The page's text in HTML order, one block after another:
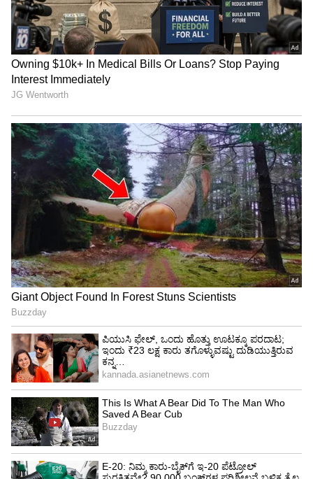
--
ರಾಜ್ಯ ಬಿಜೆಪಿ ನಾಯಕರ ಮೌನವೇಕೆ?
ಕೇಂದ್ರ ಸರ್ಕಾರದ ಬೇಜವಾಬ್ದಾರಿಯುತ ನಿರ್ಧಾರಗಳು
ಮಕ್ಕಳನ್ನು ಮತ್ತು ಪೋಷಕರನ್ನು ಹತಾಶೆಯ ಕೂಪಕ್ಕೆ
ತಳ್ಳುತ್ತಿವೆ. ರಾಜ್ಯದಲ್ಲಿ ಸಣ್ಣಪುಟ್ಟ ವಿಚಾರಗಳಿಗೂ ರಾಷ್ಟ್ರೀಯ
ಹಿತಾಸಕ್ತಿ ಬಗ್ಗೆ ಭಾಷಣ ಮಾಡುವ ಸ್ಥಳೀಯ ಬಿಜೆಪಿ
ನಾಯಕರು, ಕೇಂದ್ರದ ಈ ಬೃಹತ್ ವೈಫಲ್ಯದ ಬಗ್ಗೆ ಈಗೇಕೆ
ದನಿ ಎತ್ತುತ್ತಿಲ್ಲ? ಪ್ರಶ್ನೆಪತ್ರಿಕೆ ಸೋರಿಕೆಯಂಥ ಹಗರಣಗಳು
ಪದೇ ಪದೆ ಸರಣಿಯಂತೆ ನಡೆಯುತ್ತಿದ್ದರೂ, ಕೇಂದ್ರದ ಮೇಲೆ
ಒತ್ತಡ ತರುವಲ್ಲಿ ಸ್ಥಳೀಯ ಬಿಜೆಪಿ ನಾಯಕರು
ಸಂಪೂರ್ಣವಾಗಿ ವಿಫಲರಾಗಿದ್ದಾರೆ.
- ಮಧು ಬಂಗಾರಪ್ಪ, ಶಾಲಾ ಶಿಕ್ಷಣ ಸಚಿವ